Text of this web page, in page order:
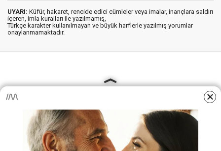
UYARI: Küfür, hakaret, rencide edici cümleler veya imalar, inançlara saldırı
içeren, imla kuralları ile yazılmamış,
Türkçe karakter kullanılmayan ve büyük harflerle yazılmış yorumlar
onaylanmamaktadır.
AjansKamu.Net - Memur, Meb Personel ve Kamudan Haber
Sitesi © 2025
Anasayfa Künye İletişim
Gizlilik İlkeleri